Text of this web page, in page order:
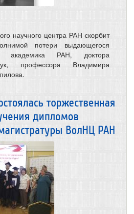
научного центра РАН скорбит
потери выдающегося
академика РАН, доктора
профессора Владимира
торжественная
дипломов
ВолНЦ РАН